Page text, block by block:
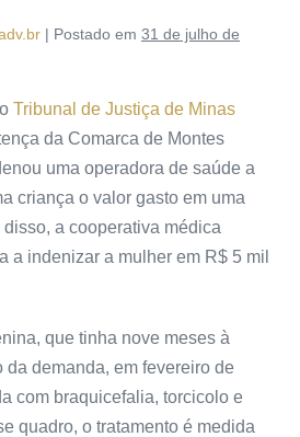
| Postado em 31 de julho de
Tribunal de Justiça de Minas
da Comarca de Montes
uma operadora de saúde a
criança o valor gasto em uma
a cooperativa médica
a indenizar a mulher em R$ 5 mil
que tinha nove meses à
demanda, em fevereiro de
com braquicefalia, torcicolo e
quadro, o tratamento é medida